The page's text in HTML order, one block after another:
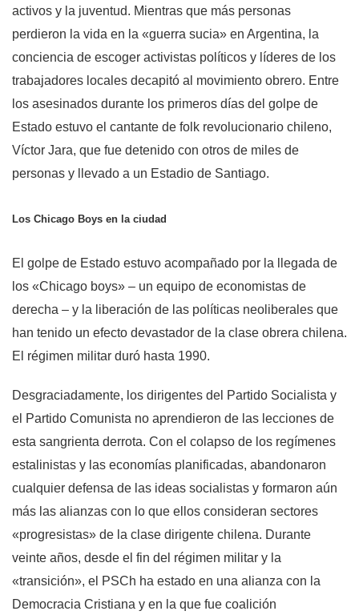
activos y la juventud. Mientras que más personas
perdieron la vida en la «guerra sucia» en Argentina, la
conciencia de escoger activistas políticos y líderes de los
trabajadores locales decapitó al movimiento obrero. Entre
los asesinados durante los primeros días del golpe de
Estado estuvo el cantante de folk revolucionario chileno,
Víctor Jara, que fue detenido con otros de miles de
personas y llevado a un Estadio de Santiago.
Los Chicago Boys en la ciudad
El golpe de Estado estuvo acompañado por la llegada de
los «Chicago boys» – un equipo de economistas de
derecha – y la liberación de las políticas neoliberales que
han tenido un efecto devastador de la clase obrera chilena.
El régimen militar duró hasta 1990.
Desgraciadamente, los dirigentes del Partido Socialista y
el Partido Comunista no aprendieron de las lecciones de
esta sangrienta derrota. Con el colapso de los regímenes
estalinistas y las economías planificadas, abandonaron
cualquier defensa de las ideas socialistas y formaron aún
más las alianzas con lo que ellos consideran sectores
«progresistas» de la clase dirigente chilena. Durante
veinte años, desde el fin del régimen militar y la
«transición», el PSCh ha estado en una alianza con la
Democracia Cristiana y en la que fue coalición